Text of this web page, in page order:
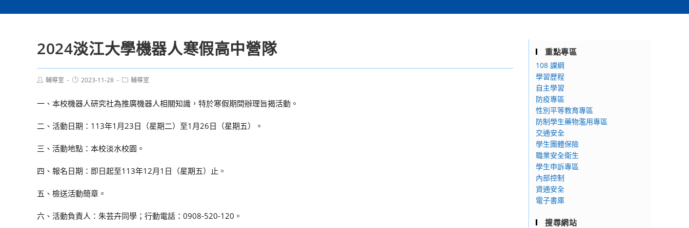
2024淡江大學機器人寒假高中營隊
Post輔導室
Post2023-11-28
Post輔導室
一、本校機器人研究社為推廣機器人相關知識，特於寒假期間辦理旨揭活動。
二、活動日期：113年1月23日（星期二）至1月26日（星期五）。
三、活動地點：本校淡水校園。
四、報名日期：即日起至113年12月1日（星期五）止。
五、檢送活動簡章。
六、活動負責人：朱芸卉同學；行動電話：0908-520-120。
重點專區
108 課綱
學習歷程
自主學習
防疫專區
性別平等教育專區
防制學生藥物濫用專區
交通安全
學生團體保險
職業安全衛生
學生申訴專區
內部控制
資通安全
電子書庫
搜尋網站